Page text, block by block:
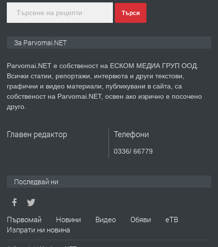
преди 1 година
ПРЕДЛАГА Уроци по Математика
ТЪРСИ
Търси
За Parvomai.NET
Parvomai.NET е собственост на ЕСКОМ МЕДИА ГРУП ООД.
Всички статии, репортажи, интервюта и други текстови,
графични и видео материали, публикувани в сайта, са
собственост на Parvomai.NET, освен ако изрично е посочено
друго.
Главен редактор Телефони
0336/ 66779
Последвай ни
Първомай Новини Видео Обяви
еТВ
Изпрати ни новина